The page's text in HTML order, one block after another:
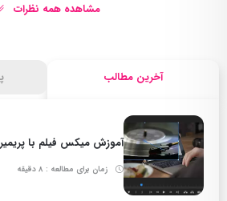
آخرین مطالب
آموزش میکس فیلم با پریمیر (و 12 نکته
زمان برای مطالعه : 8 دقیقه
مشاهده همه نظرات